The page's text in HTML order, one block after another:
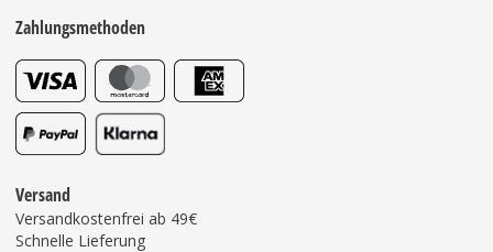
Zahlungsmethoden
Versand
Versandkostenfrei ab 49€
Schnelle Lieferung